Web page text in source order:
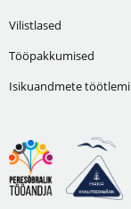
Vilistlased
Tööpakkumised
Isikuandmete